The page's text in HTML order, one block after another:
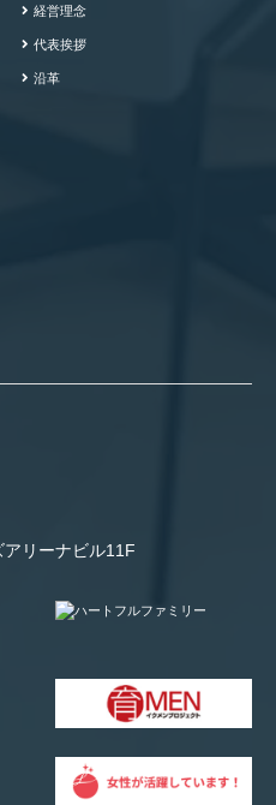
リーナビル11F
経営理念
代表挨拶
沿革